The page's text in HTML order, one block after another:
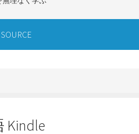
SOURCE
Kindle